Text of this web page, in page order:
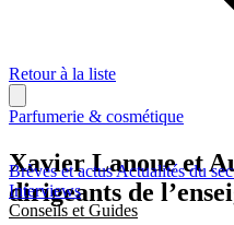
Brèves et actusActualités du
Interviews
Conseils et Guides
Retour à la liste
Parfumerie & cosmétique
Xavier Lanoue et
dirigeants de